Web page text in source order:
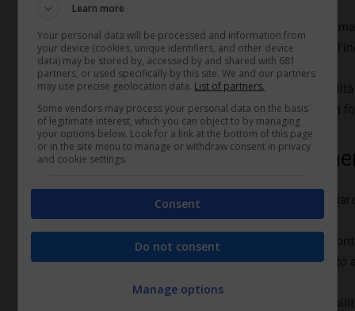
A livello psicologico, questo può contribuire a una
nella relazione di lavoro, riducendo lo stress legato
Infine, per alcuni lavoratori, l’indennità di
un’azienda, migliorando il tasso di mantenimento della
Obblighi dei datori di lavoro in
Il datore di lavoro ha obblighi specifici per quanto
Innanzitutto, è tenuto a definire chiaramente, nel
richiesto e l’importo dell’indennità che sarà corrisposto
Questo importo deve essere conforme ai minimi
Learn more
Your personal data will be processed and information from
your device (cookies, unique identifiers, and other device
data) may be stored by, accessed by and shared with 681
partners, or used specifically by this site. We and our partners
may use precise geolocation data. List of partners.
Some vendors may process your personal data on the basis
of legitimate interest, which you can object to by managing
your options below. Look for a link at the bottom of this page
or in the site menu to manage or withdraw consent in privacy
and cookie settings.
Consent
Do not consent
Manage options